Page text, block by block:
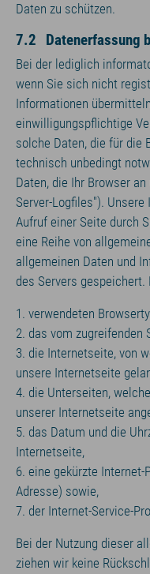
Daten zu schützen.
7.2 Datenerfassung
Bei der lediglich
wenn Sie sich nicht
Informationen
einwilligungspflichtige
solche Daten, die für die
technisch unbedingt
Daten, die Ihr Browser
Server-Logfiles").
Aufruf einer Seite durch
eine Reihe von
allgemeinen Daten und
des Servers gespeichert.
1. verwendeten
2. das vom zugreifenden
3. die Internetseite, von
unsere Internetseite
4. die Unterseiten,
unserer Internetseite
5. das Datum und die
Internetseite,
6. eine gekürzte
Adresse) sowie,
7. der Internet-Service-
Bei der Nutzung dieser
ziehen wir keine